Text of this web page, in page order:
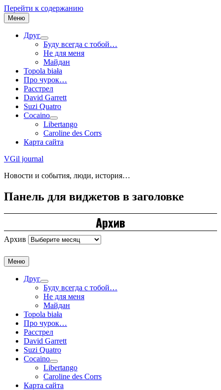
Перейти к содержанию
Меню
Друг
Буду всегда с тобой…
Не для меня
Майдан
Topola biała
Про чурок…
Расстрел
David Garrett
Suzi Quatro
Cocaino
Libertango
Caroline des Corrs
Карта сайта
VGil journal
Новости и события, люди, история…
Панель для виджетов в заголовке
Архив
Архив
Меню
Друг
Буду всегда с тобой…
Не для меня
Майдан
Topola biała
Про чурок…
Расстрел
David Garrett
Suzi Quatro
Cocaino
Libertango
Caroline des Corrs
Карта сайта